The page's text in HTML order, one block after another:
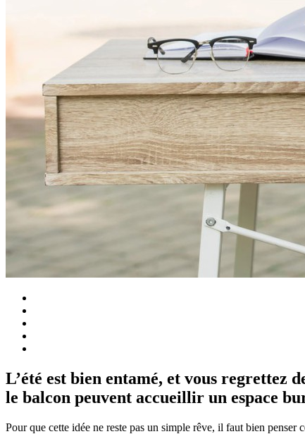
L’été est bien entamé, et vous
le balcon peuvent accueillir un espace
Pour que cette idée ne reste pas un simple rêve, il faut bien penser